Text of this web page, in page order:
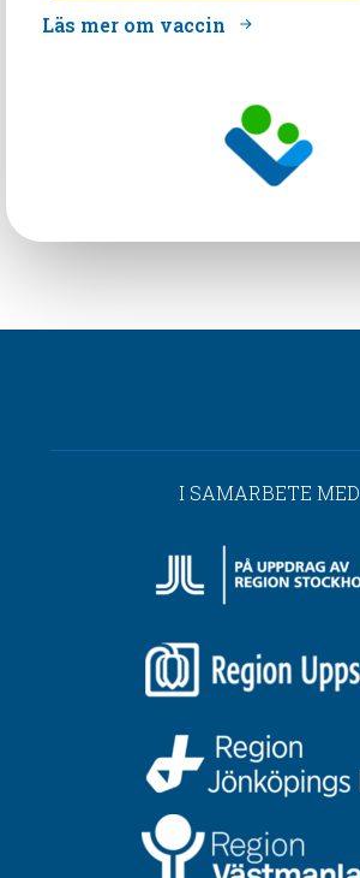
Läs mer om vaccin
I SAMARBETE MED